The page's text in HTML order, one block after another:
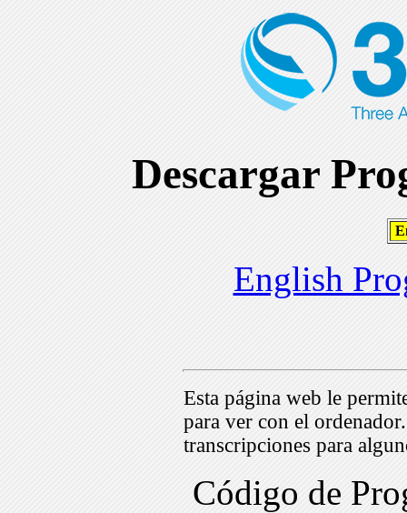
Descargar
English
Esta página web le
para ver con el
transcripciones para
Código de